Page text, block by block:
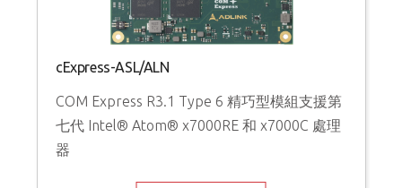
cExpress-ASL/ALN
COM Express R3.1 Type 6 精巧型模組支援第
七代 Intel® Atom® x7000RE 和 x7000C 處理
器